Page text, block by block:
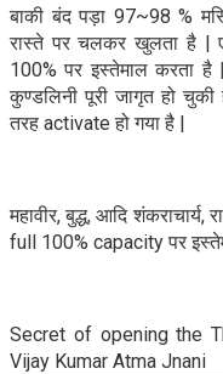
बाकी बंद पड़ा 97~98 %
रास्ते पर चलकर खुलता है |
100% पर इस्तेमाल करता
कुण्डलिनी पूरी जागृत हो
तरह activate हो गया है |
महावीर, बुद्ध, आदि
full 100% capacity पर
Secret of opening the
Vijay Kumar Atma Jnani